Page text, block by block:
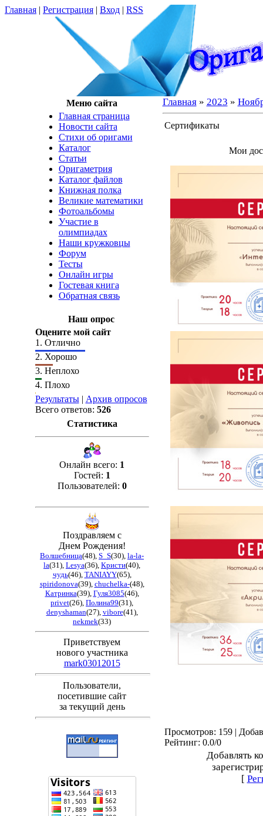
Главная | Регистрация | Вход | RSS
Меню сайта
Главная страница
Новости сайта
Cтихи об оригами
Каталог
Статьи
Оригаметрия
Каталог файлов
Книжная полка
Великие математики
Фотоальбомы
Участие в
олимпиадах
Наши кружковцы
Форум
Тесты
Онлайн игры
Гостевая книга
Обратная связь
Наш опрос
Оцените мой сайт
1. Отлично
2. Хорошо
3. Неплохо
4. Плохо
Результаты| Архив опросов
Всего ответов: 526
Статистика
Онлайн всего: 1
Гостей: 1
Пользователей: 0
Поздравляем с
Днем Рождения!
Волшебница(48), S_S(30), la-la-
la(31), Lesya(36), Кристи(40),
чудь(46), TANIAYY(65),
spiridonova(39), chuchelka-(48),
Катринка(39), Гуля3085(46),
privet(26), Полина99(31),
denyshaman(27), vibore(41),
nekmek(33)
Приветствуем
нового участника
mark03012015
Пользователи,
посетившие сайт
за текущий день
Главная» 2023 »
Сертификаты
Мои
Просмотров: 159 |
Рейтинг: 0.0/0
Добавлять
[